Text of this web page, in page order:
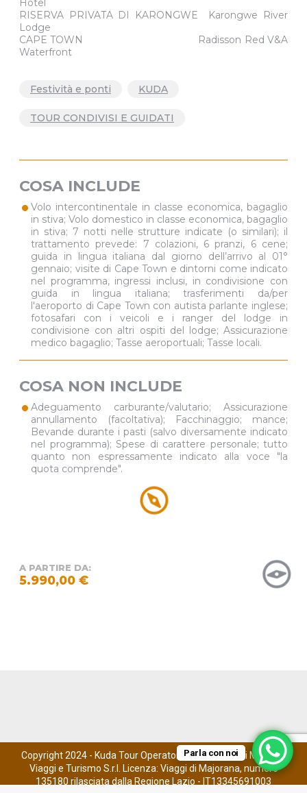
Hotel
RISERVA PRIVATA DI KARONGWE Karongwe River
Lodge
CAPE TOWN Radisson Red V&A
Waterfront
Festività e ponti KUDA
TOUR CONDIVISI E GUIDATI
COSA INCLUDE
•Volo intercontinentale in classe economica, bagaglio
in stiva; Volo domestico in classe economica, bagaglio
in stiva; 7 notti nelle strutture indicate (o similari); il
trattamento prevede: 7 colazioni, 6 pranzi, 6 cene;
guida in lingua italiana dal giorno dell’arrivo al 01°
gennaio; visite di Cape Town e dintorni come indicato
nel programma, ingressi inclusi, in condivisione con
guida in lingua italiana; trasferimenti da/per
l'aeroporto di Cape Town con autista parlante inglese;
fotosafari con i veicoli e i ranger del lodge in
condivisione con altri ospiti del lodge; Assicurazione
medico bagaglio; Tasse aeroportuali; Tasse locali.
COSA NON INCLUDE
•Adeguamento carburante/valutario; Assicurazione
annullamento (facoltativa); Facchinaggio; mance;
Bevande durante i pasti (salvo diversamente indicato
nel programma); Spese di carattere personale; tutto
quanto non espressamente indicato alla voce "la
quota comprende".
Viaggi e Turismo S.r.l. Licenza: Viaggi di Majorana, numero
135180 rilasciata dalla Regione Lazio - IT13345691003
footer menuParla con noi